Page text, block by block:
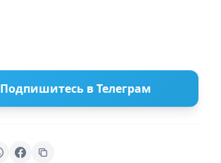
Подпишитесь в Телеграм